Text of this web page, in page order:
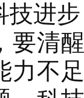
技进
清醒
力不